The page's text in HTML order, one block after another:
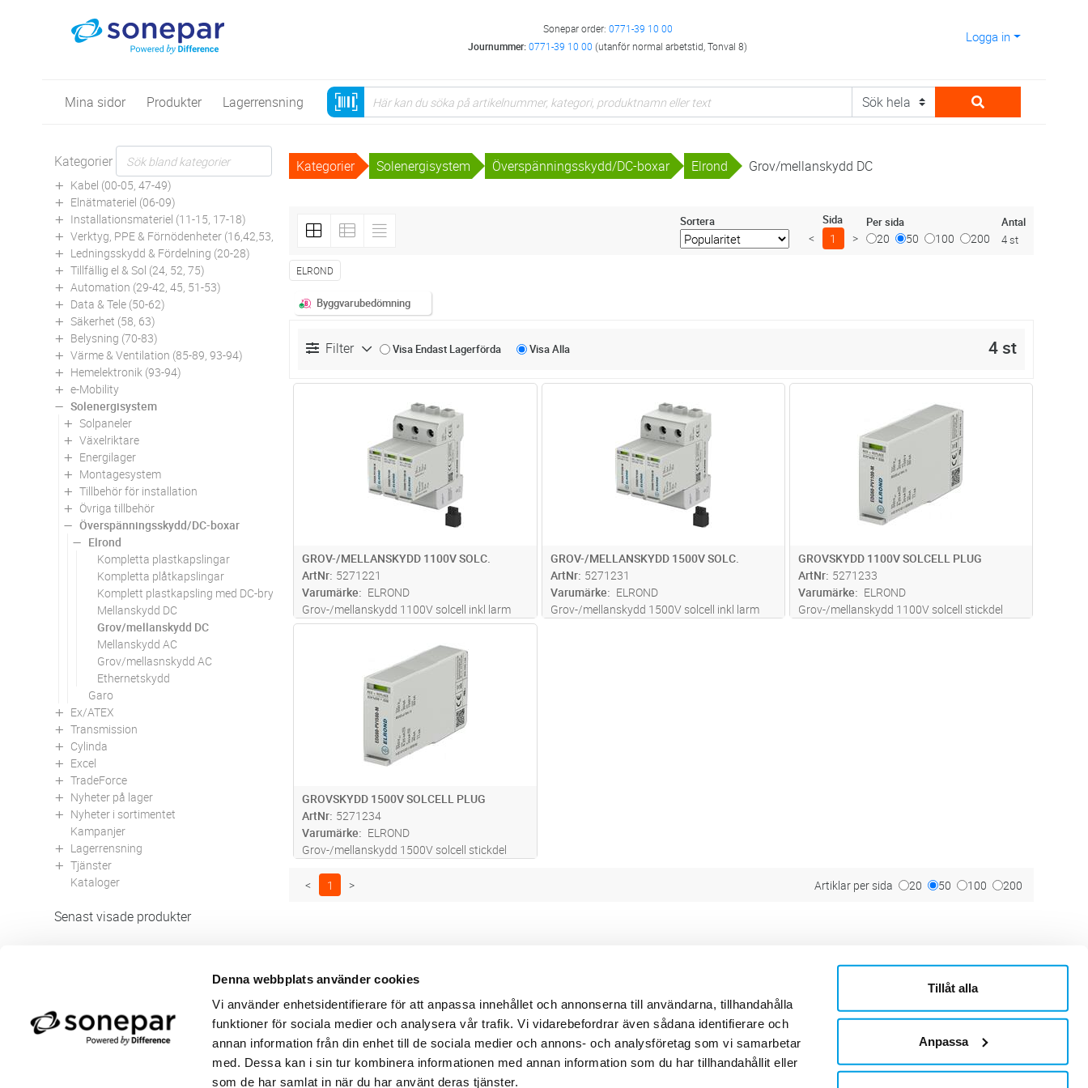
Denna webbplats använder cookies
Vi använder enhetsidentifierare för att anpassa innehållet och annonserna till användarna, tillhandahålla
funktioner för sociala medier och analysera vår trafik. Vi vidarebefordrar även sådana identifierare och
annan information från din enhet till de sociala medier och annons- och analysföretag som vi samarbetar
med. Dessa kan i sin tur kombinera informationen med annan information som du har tillhandahållit eller
som de har samlat in när du har använt deras tjänster.
Tillåt alla
Anpassa
Sonepar order: 0771-39 10 00
Journummer:0771-39 10 00 (utanför normal arbetstid, Tonval 8)
Logga in
Mina sidor Produkter Lagerrensning
Kategorier
Kabel (00-05, 47-49)
Elnätmateriel (06-09)
Installationsmateriel (11-15, 17-18)
Verktyg, PPE & Förnödenheter (16,42,53,94)
Ledningsskydd & Fördelning (20-28)
Tillfällig el & Sol (24, 52, 75)
Automation (29-42, 45, 51-53)
Data & Tele (50-62)
Säkerhet (58, 63)
Belysning (70-83)
Värme & Ventilation (85-89, 93-94)
Hemelektronik (93-94)
e-Mobility
Solenergisystem
Solpaneler
Växelriktare
Energilager
Montagesystem
Tillbehör för installation
Övriga tillbehör
Överspänningsskydd/DC-boxar
Elrond
Kompletta plastkapslingar
Kompletta plåtkapslingar
Komplett plastkapsling med DC-brytare
Mellanskydd DC
Grov/mellanskydd DC
Mellanskydd AC
Grov/mellasnskydd AC
Ethernetskydd
Garo
Ex/ATEX
Transmission
Cylinda
Excel
TradeForce
Nyheter på lager
Nyheter i sortimentet
Kampanjer
Lagerrensning
Tjänster
Kataloger
Senast visade produkter
Kategorier Solenergisystem Överspänningsskydd/DC-boxar Elrond Grov/mellanskydd DC
Sortera Sida
< 1 >
Per sida
20 50 100 200
Antal
4 st
ELROND
Byggvarubedömning
Filter Visa Endast Lagerförda VisaAlla 4 st
Lägg i kundvagn
GROV-/MELLANSKYDD 1100V SOLC.
ArtNr 5271221
Varumärke
ELROND
Grov-/mellanskydd 1100V solcell inkl larm
Lägg i kundvagn
GROV-/MELLANSKYDD 1500V SOLC.
ArtNr 5271231
Varumärke
ELROND
Grov-/mellanskydd 1500V solcell inkl larm
GROVSKYDD 1100V SOLCELL PLUG
ArtNr 5271233
Varumärke
ELROND
Grov-/mellanskydd 1100V solcell stickdel
GROVSKYDD 1500V SOLCELL PLUG
ArtNr 5271234
Varumärke
ELROND
Grov-/mellanskydd 1500V solcell stickdel
< 1 > Artiklar per sida 20 50 100 200
Felanmälan
Returer
Beställa PDF fakturor
Användarvillkor
Integritetspolicy
Öppettider
Ny kund/användare
Våra varumärken
Leverans- och betalningsvillkor
Elektronisk kommunikation
Produktväljare
Om Sonepar
Historik
Kontaktblad
Ledningsgrupp
Jobb & Karriär